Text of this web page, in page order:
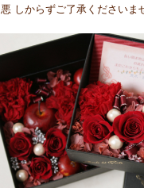
悪 しからずご了承くださいま